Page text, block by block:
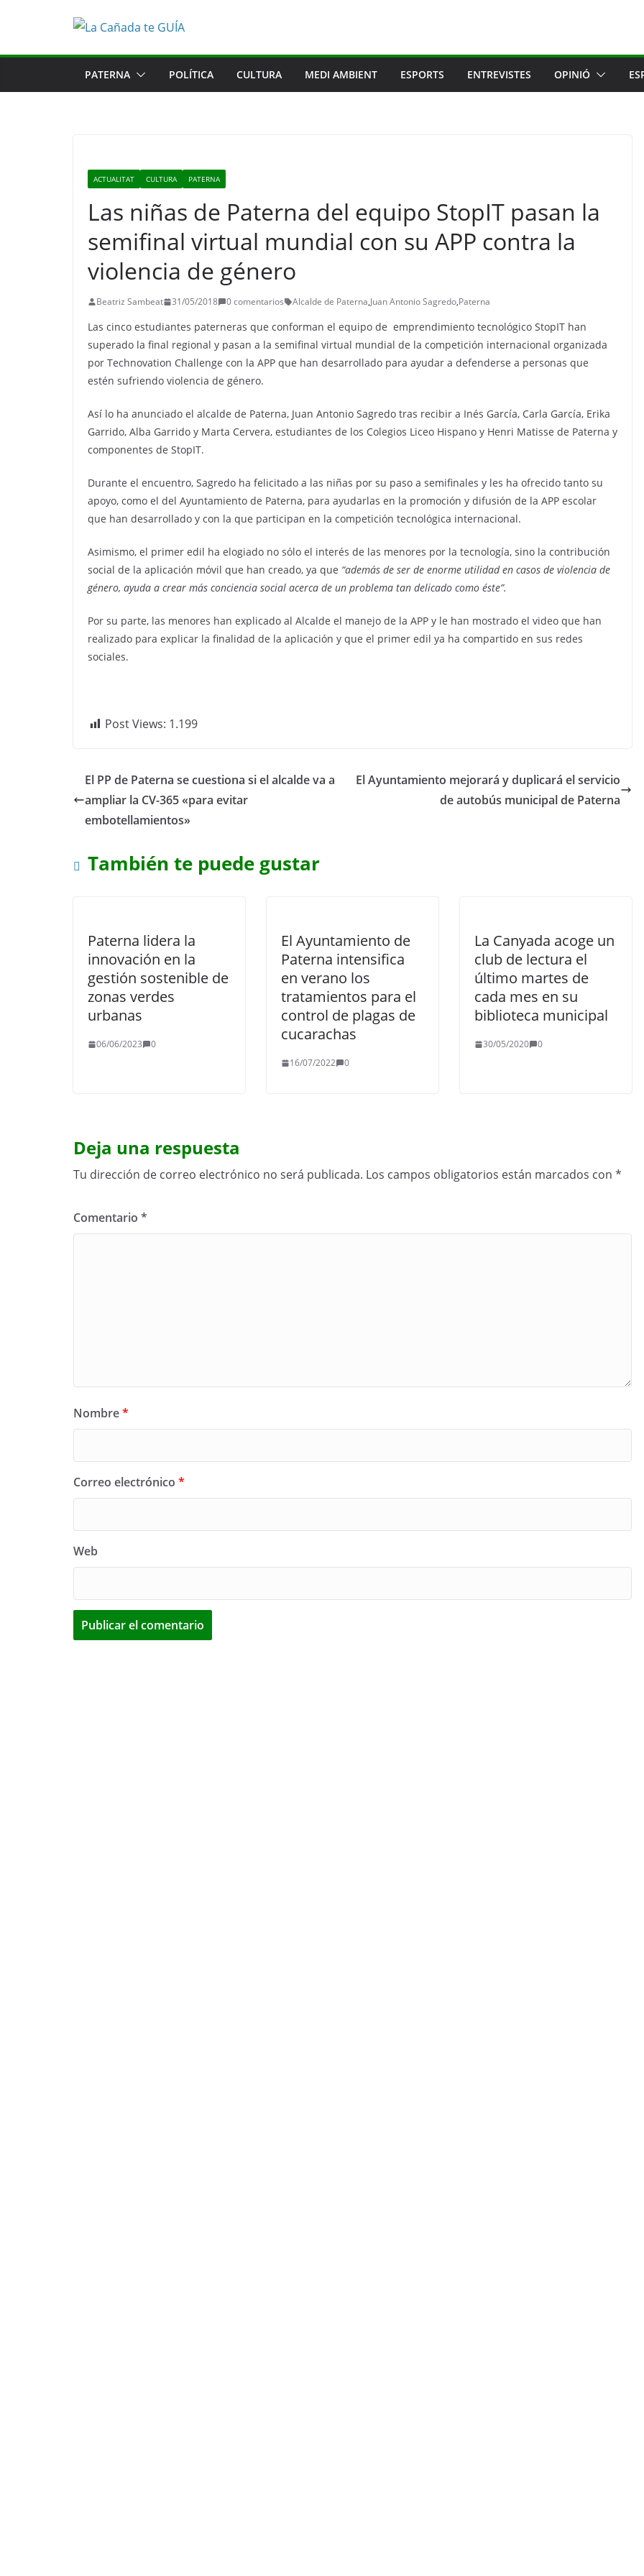
PATERNA POLÍTICA CULTURA MEDI AMBIENT ESPORTS ENTREVISTES OPINIÓ
ACTUALITAT CULTURA PATERNA
Las niñas de Paterna del equipo StopIT pasan la
semifinal virtual mundial con su APP contra la
violencia de género
Beatriz Sambeat 31/05/2018 0 comentarios Alcalde de Paterna,Juan Antonio Sagredo,Paterna
Las cinco estudiantes paterneras que conforman el equipo de emprendimiento tecnológico StopIT han
superado la final regional y pasan a la semifinal virtual mundial de la competición internacional organizada
por Technovation Challenge con la APP que han desarrollado para ayudar a defenderse a personas que
estén sufriendo violencia de género.
Así lo ha anunciado el alcalde de Paterna, Juan Antonio Sagredo tras recibir a Inés García, Carla García, Erika
Garrido, Alba Garrido y Marta Cervera, estudiantes de los Colegios Liceo Hispano y Henri Matisse de Paterna y
componentes de StopIT.
Durante el encuentro, Sagredo ha felicitado a las niñas por su paso a semifinales y les ha ofrecido tanto su
apoyo, como el del Ayuntamiento de Paterna, para ayudarlas en la promoción y difusión de la APP escolar
que han desarrollado y con la que participan en la competición tecnológica internacional.
Asimismo, el primer edil ha elogiado no sólo el interés de las menores por la tecnología, sino la contribución
social de la aplicación móvil que han creado, ya que “además de ser de enorme utilidad en casos de violencia de
género, ayuda a crear más conciencia social acerca de un problema tan delicado como éste”.
Por su parte, las menores han explicado al Alcalde el manejo de la APP y le han mostrado el video que han
realizado para explicar la finalidad de la aplicación y que el primer edil ya ha compartido en sus redes
sociales.
Post Views: 1.199
El PP de Paterna se cuestiona si el alcalde va a
ampliar la CV-365 «para evitar
embotellamientos»
El Ayuntamiento mejorará y duplicará el servicio
de autobús municipal de Paterna
También te puede gustar
Paterna lidera la
innovación en la
gestión sostenible de
zonas verdes
urbanas
06/06/2023 0
El Ayuntamiento de
Paterna intensifica
en verano los
tratamientos para el
control de plagas de
cucarachas
16/07/2022 0
La Canyada acoge un
club de lectura el
último martes de
cada mes en su
biblioteca municipal
30/05/2020 0
Deja una respuesta
Tu dirección de correo electrónico no será publicada. Los campos obligatorios están marcados con *
Comentario *
Nombre*
Correo electrónico *
Web